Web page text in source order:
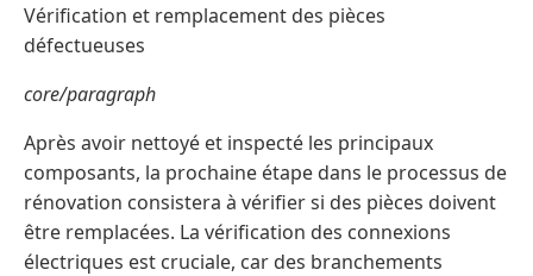
Vérification et remplacement des pièces
défectueuses
core/paragraph
Après avoir nettoyé et inspecté les principaux
composants, la prochaine étape dans le processus de
rénovation consistera à vérifier si des pièces doivent
être remplacées. La vérification des connexions
électriques est cruciale, car des branchements